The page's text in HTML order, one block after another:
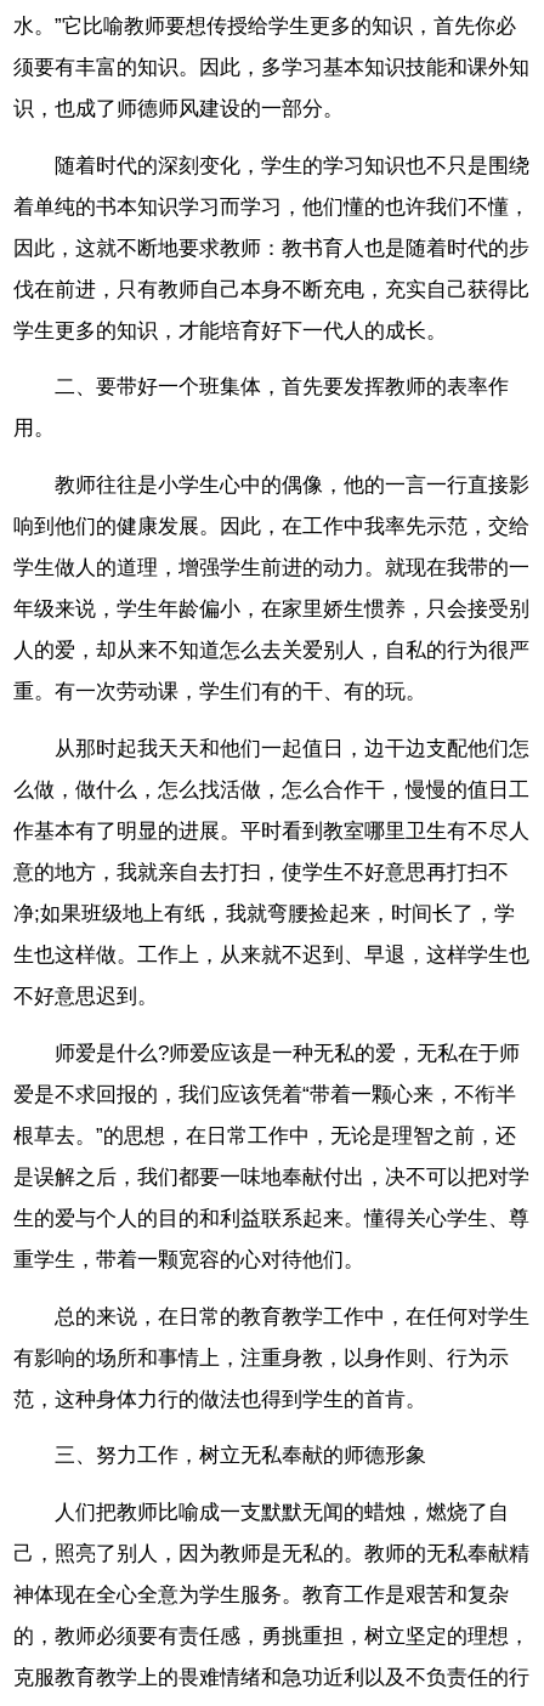
水。”它比喻教师要想传授给学生更多的知识，首先你必
须要有丰富的知识。因此，多学习基本知识技能和课外知
识，也成了师德师风建设的一部分。
随着时代的深刻变化，学生的学习知识也不只是围绕
着单纯的书本知识学习而学习，他们懂的也许我们不懂，
因此，这就不断地要求教师：教书育人也是随着时代的步
伐在前进，只有教师自己本身不断充电，充实自己获得比
学生更多的知识，才能培育好下一代人的成长。
二、要带好一个班集体，首先要发挥教师的表率作
用。
教师往往是小学生心中的偶像，他的一言一行直接影
响到他们的健康发展。因此，在工作中我率先示范，交给
学生做人的道理，增强学生前进的动力。就现在我带的一
年级来说，学生年龄偏小，在家里娇生惯养，只会接受别
人的爱，却从来不知道怎么去关爱别人，自私的行为很严
重。有一次劳动课，学生们有的干、有的玩。
从那时起我天天和他们一起值日，边干边支配他们怎
么做，做什么，怎么找活做，怎么合作干，慢慢的值日工
作基本有了明显的进展。平时看到教室哪里卫生有不尽人
意的地方，我就亲自去打扫，使学生不好意思再打扫不
净;如果班级地上有纸，我就弯腰捡起来，时间长了，学
生也这样做。工作上，从来就不迟到、早退，这样学生也
不好意思迟到。
师爱是什么?师爱应该是一种无私的爱，无私在于师
爱是不求回报的，我们应该凭着“带着一颗心来，不衔半
根草去。”的思想，在日常工作中，无论是理智之前，还
是误解之后，我们都要一味地奉献付出，决不可以把对学
生的爱与个人的目的和利益联系起来。懂得关心学生、尊
重学生，带着一颗宽容的心对待他们。
总的来说，在日常的教育教学工作中，在任何对学生
有影响的场所和事情上，注重身教，以身作则、行为示
范，这种身体力行的做法也得到学生的首肯。
三、努力工作，树立无私奉献的师德形象
人们把教师比喻成一支默默无闻的蜡烛，燃烧了自
己，照亮了别人，因为教师是无私的。教师的无私奉献精
神体现在全心全意为学生服务。教育工作是艰苦和复杂
的，教师必须要有责任感，勇挑重担，树立坚定的理想，
克服教育教学上的畏难情绪和急功近利以及不负责任的行